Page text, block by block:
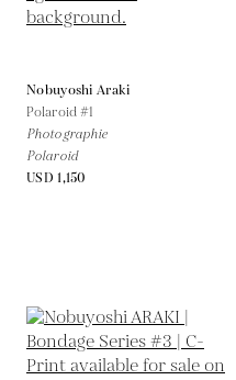
Nobuyoshi Araki
Polaroid #1
Photographie
Polaroid
USD 1,150